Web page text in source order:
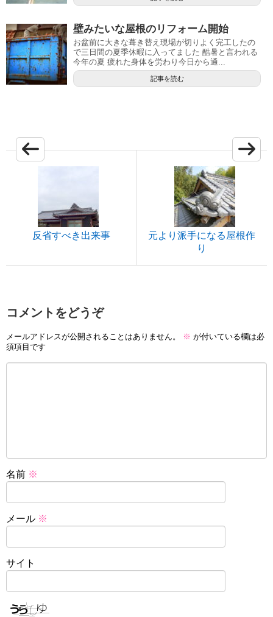
壁みたいな屋根のリフォーム開始
お盆前に大きな葺き替え現場が切りよく完工したの
で三日間の夏季休暇に入ってました 酷暑と言われる
今年の夏 疲れた身体を労わり今日から通...
記事を読む
反省すべき出来事
元より派手になる屋根作
り
コメントをどうぞ
メールアドレスが公開されることはありません。 ※ が付いている欄は必
須項目です
名前 ※
メール ※
サイト